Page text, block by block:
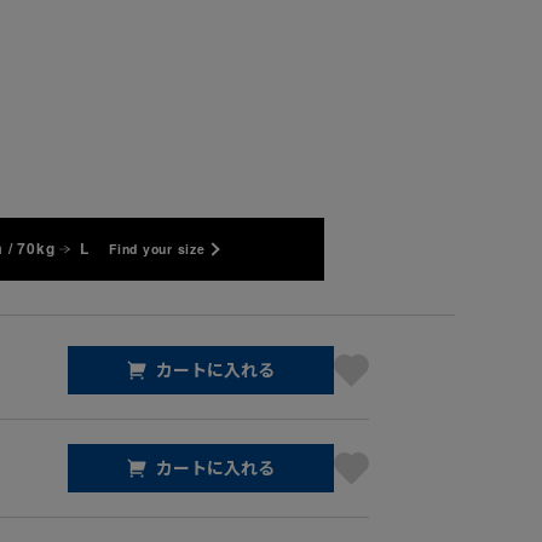
/ 70kg L Find your size
カートに入れる
カートに入れる